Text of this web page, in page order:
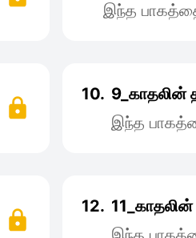
இந்த
10. 9_காதலின்
இந்த
12.